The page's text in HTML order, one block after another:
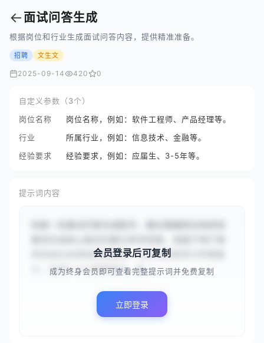
← 面试问答生成
根据岗位和行业生成面试问答内容，提供精准准备。
招聘 文生文
2025-09-14 420 0
自定义参数（3个）
岗位名称
岗位名称，例如：软件工程师、产品经理等。
行业
所属行业，例如：信息技术、金融等。
经验要求
经验要求，例如：应届生、3-5年等。
提示词内容
供的岗位名称和经验要求，分析岗位职责与所需能
力，生成3-5个高度相关、逻...
会员登录后可复制
成为终身会员即可查看完整提示词并免费复制
立即登录